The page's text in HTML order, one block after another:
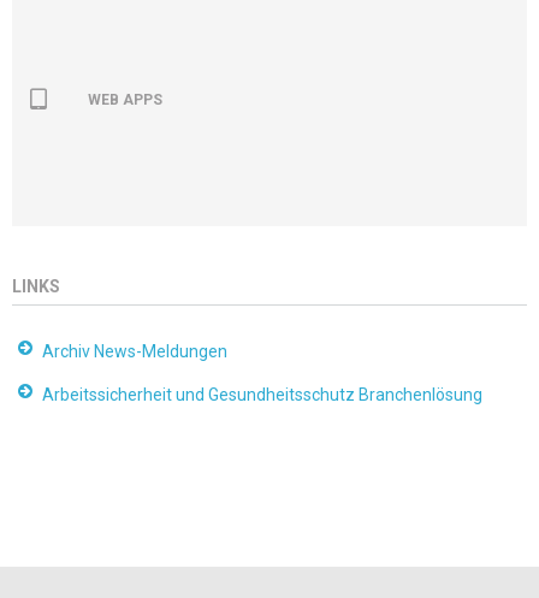
WEB APPS
LINKS
Archiv News-Meldungen
Arbeitssicherheit und Gesundheitsschutz Branchenlösung